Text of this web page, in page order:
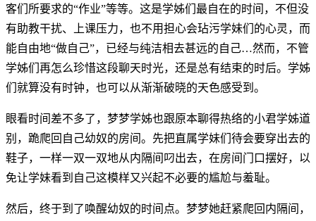
客们所要求的“作业”等等。这是学姊们最自在的时间，不但没
有助教干扰、上课压力，也不用担心会玷污学妹们的心灵，而
能自由地“做自己”，已经与纯洁相去甚远的自己…然而，不管
学姊们再怎么珍惜这段聊天时光，还是总有结束的时后。学姊
们就算没有时钟，也可以从渐渐破晓的天色感受到。
眼看时间差不多了，梦梦学姊也跟原本聊得热络的小君学姊道
别，跪爬回自己幼奴的房间。先把直属学妹们待会要穿出去的
鞋子，一样一双一双地从内隔间叼出去，在房间门口摆好，以
免让学妹看到自己这模样又兴起不必要的尴尬与羞耻。
然后，终于到了唤醒幼奴的时间点。梦梦她赶紧爬回内隔间，